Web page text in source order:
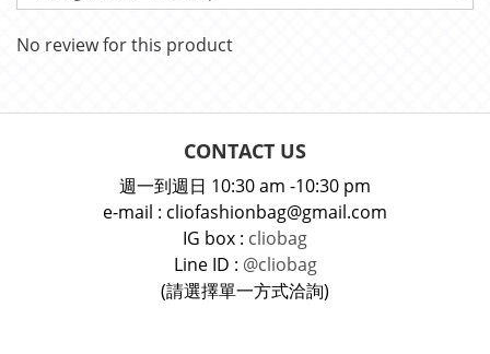
No review for this product
CONTACT US
週一到週日 10:30 am -10:30 pm
e-mail : cliofashionbag@gmail.com
IG box : cliobag
Line ID : @cliobag
(請選擇單一方式洽詢)